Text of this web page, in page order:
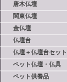
唐木仏壇
関東仏壇
金仏壇
仏壇台
仏壇＋仏壇台セット
ペット仏壇・仏具
ペット供養品